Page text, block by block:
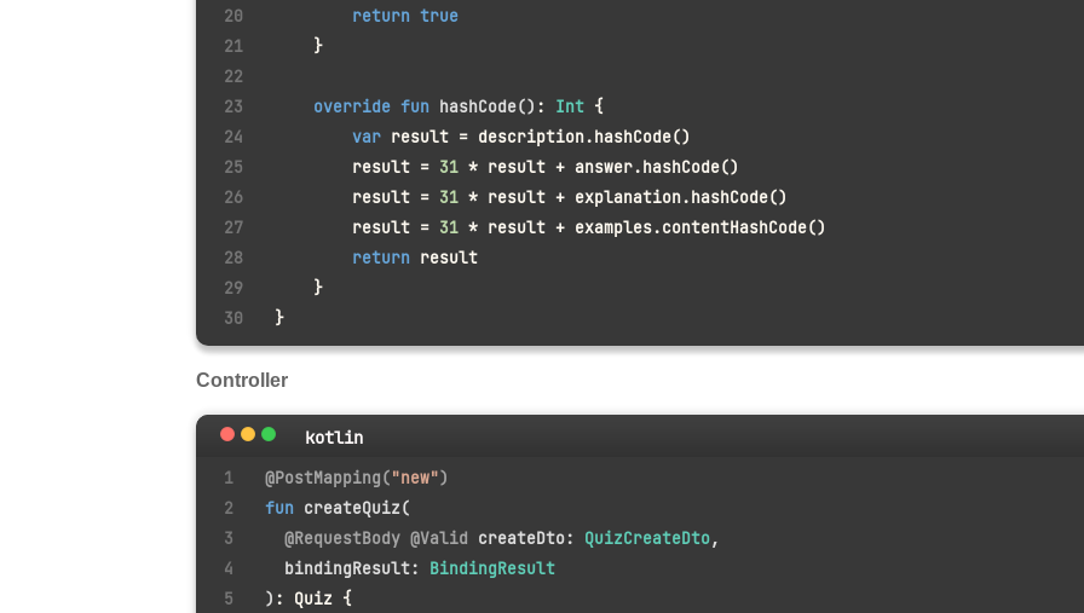
return true
    }
override fun hashCode() : Int {
var result = description.hashCode()
        result =
31 * result + answer.hashCode()
        result =
31 * result + explanation.hashCode()
        result =
31 * result + examples.contentHashCode()
return result
    }
}
Controller
kotlin
@PostMapping("new")
fun createQuiz(
@RequestBody @Valid createDto: QuizCreateDto,
  bindingResult:
BindingResult
) : Quiz {